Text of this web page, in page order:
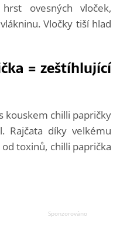
ovesných vloček,
Vločky tiší hlad
= zeštíhlující
kouskem chilli papričky
Rajčata díky velkému
toxinů, chilli paprička